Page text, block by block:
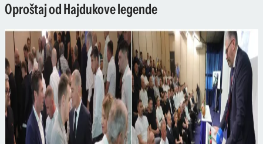
Oproštaj od Hajdukove legende